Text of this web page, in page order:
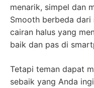
menarik, simpel dan
Smooth berbeda
cairan halus yang
baik dan pas di
Tetapi teman dapat
sebaik yang Anda